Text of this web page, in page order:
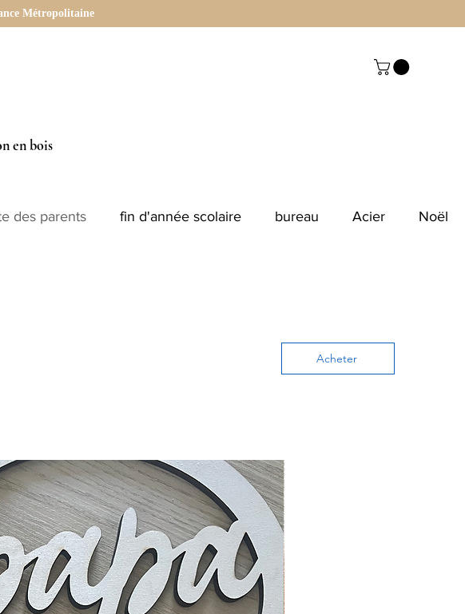
Métropolitaine
en bois
des parents fin d'année scolaire bureau Acier Noël
Acheter